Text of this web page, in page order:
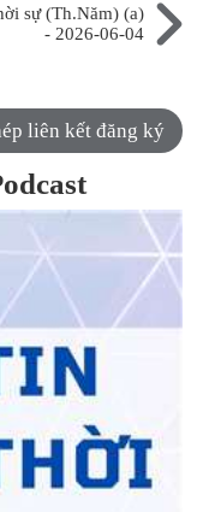
sự (Th.Năm) (a)
- 2026-06-04
liên kết đăng ký